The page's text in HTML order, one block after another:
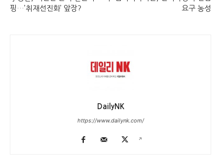
핑…’취재선진화’ 앞장?
요구 농성
DailyNK
https://www.dailynk.com/